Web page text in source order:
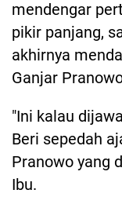
mendengar
pikir panjang,
akhirnya
Ganjar
"Ini kalau
Beri sepedah
Pranowo yang
Ibu.